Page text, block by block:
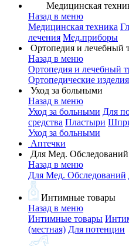
Медицинская
Назад в меню
Медицинская техника
лечения Мед.приборы
Ортопедия и лечебный
Назад в меню
Ортопедия и лечебный
Ортопедические изделия
Уход за больными
Назад в меню
Уход за больными Для
средства Пластыри
Уход за больными
Аптечки
Для Мед. Обследований
Назад в меню
Для Мед. Обследований
Интимные товары
Назад в меню
Интимные товары
(местная) Для потенции